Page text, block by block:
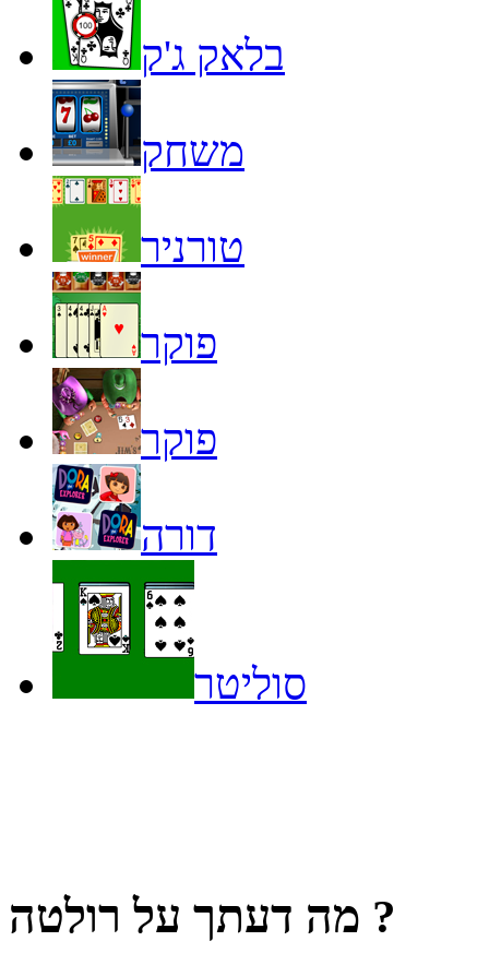
בלאק ג'ק
משחק
טורניר
פוקר
פוקר
דורה
סוליטר
מה דעתך על רולטה ?